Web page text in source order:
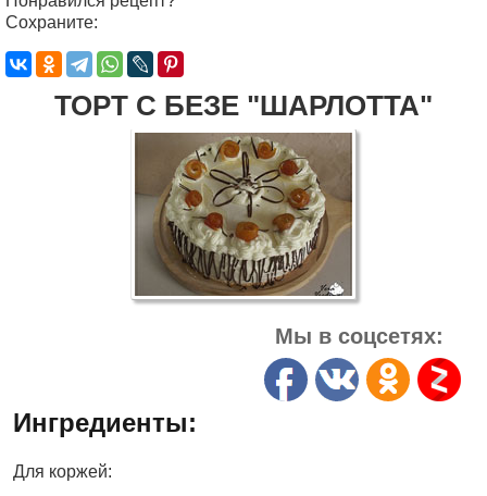
Сохраните:
ТОРТ С БЕЗЕ "ШАРЛОТТА"
Мы в соцсетях:
Ингредиенты:
Для коржей: